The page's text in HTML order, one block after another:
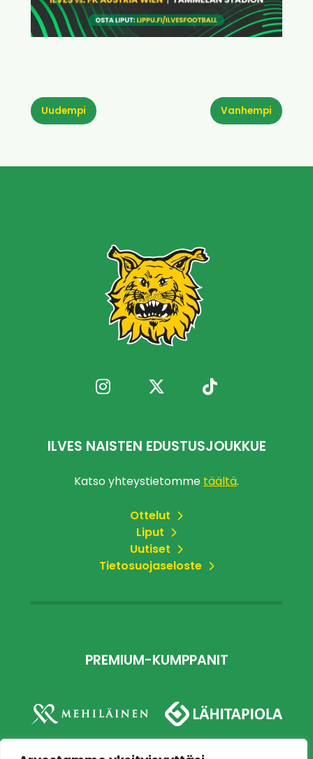
Vanhempi
Uudempi
ILVES NAISTEN EDUSTUSJOUKKUE
Katso yhteystietomme täältä.
Ottelut
Liput
Uutiset
Tietosuojaseloste
PREMIUM-KUMPPANIT